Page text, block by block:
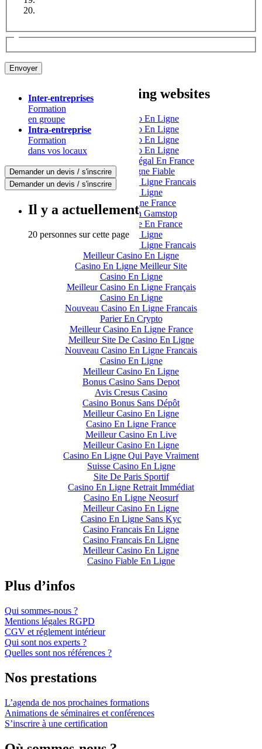
Inter-entreprises
Formation
en groupe
Intra-entreprise
Formation
dans vos locaux
Demander un devis / s'inscrire
Demander un devis / s'inscrire
Il y a actuellement
20 personnes sur cette page
Other interesting websites
Meilleur Casino En Ligne
Meilleur Casino En Ligne
Meilleur Casino En Ligne
Meilleur Casino En Ligne
Casino En Ligne Légal En France
Casino En Ligne Fiable
Meilleur Casino En Ligne Francais
Casino En Ligne
Casino En Ligne France
Casino Not On Gamstop
Casino En Ligne En France
Casino En Ligne
Meilleur Casino En Ligne Francais
Meilleur Casino En Ligne
Casino En Ligne Meilleur Site
Casino En Ligne
Meilleur Casino En Ligne Français
Casino En Ligne
Nouveau Casino En Ligne Francais
Parier En Crypto
Meilleur Casino En Ligne France
Meilleur Site De Casino En Ligne
Nouveau Casino En Ligne Francais
Casino En Ligne
Meilleur Casino En Ligne
Bonus Casino Sans Depot
Avis Cresus Casino
Casino Bonus Sans Dépôt
Meilleur Casino En Ligne
Casino En Ligne France
Meilleur Casino En Live
Meilleur Casino En Ligne
Casino En Ligne Qui Paye Vraiment
Suisse Casino En Ligne
Site De Paris Sportif
Casino En Ligne Retrait Immédiat
Casino En Ligne Neosurf
Meilleur Casino En Ligne
Casino En Ligne Sans Kyc
Casino Francais En Ligne
Casino Francais En Ligne
Meilleur Casino En Ligne
Casino Fiable En Ligne
Plus d’infos
Qui sommes-nous ?
Mentions légales RGPD
CGV et réglement intérieur
Qui sont nos experts ?
Quelles sont nos références ?
Nos prestations
L’agenda de nos prochaines formations
Animations de séminaires et conférences
S’inscrire à une certification